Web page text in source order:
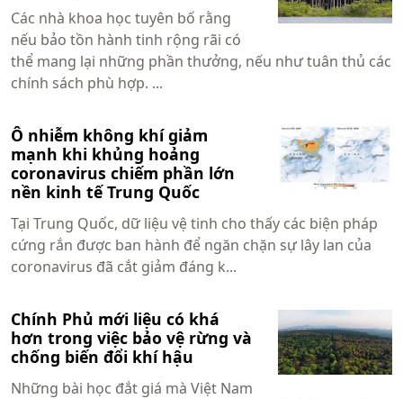
Các nhà khoa học tuyên bố rằng
nếu bảo tồn hành tinh rộng rãi có
thể mang lại những phần thưởng, nếu như tuân thủ các
chính sách phù hợp. ...
Ô nhiễm không khí giảm
mạnh khi khủng hoảng
coronavirus chiếm phần lớn
nền kinh tế Trung Quốc
Tại Trung Quốc, dữ liệu vệ tinh cho thấy các biện pháp
cứng rắn được ban hành để ngăn chặn sự lây lan của
coronavirus đã cắt giảm đáng k...
Chính Phủ mới liệu có khá
hơn trong việc bảo vệ rừng và
chống biến đổi khí hậu
Những bài học đắt giá mà Việt Nam